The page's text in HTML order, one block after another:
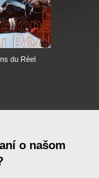
du Réel
o našom